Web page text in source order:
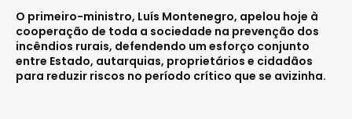
O primeiro-ministro, Luís Montenegro, apelou hoje à
cooperação de toda a sociedade na prevenção dos
incêndios rurais, defendendo um esforço conjunto
entre Estado, autarquias, proprietários e cidadãos
para reduzir riscos no período crítico que se avizinha.